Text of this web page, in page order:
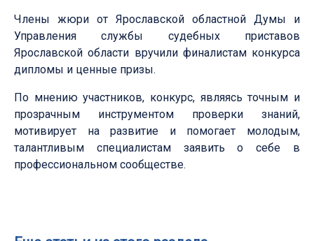
Члены жюри от Ярославской областной Думы и
Управления службы судебных приставов
Ярославской области вручили финалистам конкурса
дипломы и ценные призы.
По мнению участников, конкурс, являясь точным и
прозрачным инструментом проверки знаний,
мотивирует на развитие и помогает молодым,
талантливым специалистам заявить о себе в
профессиональном сообществе.